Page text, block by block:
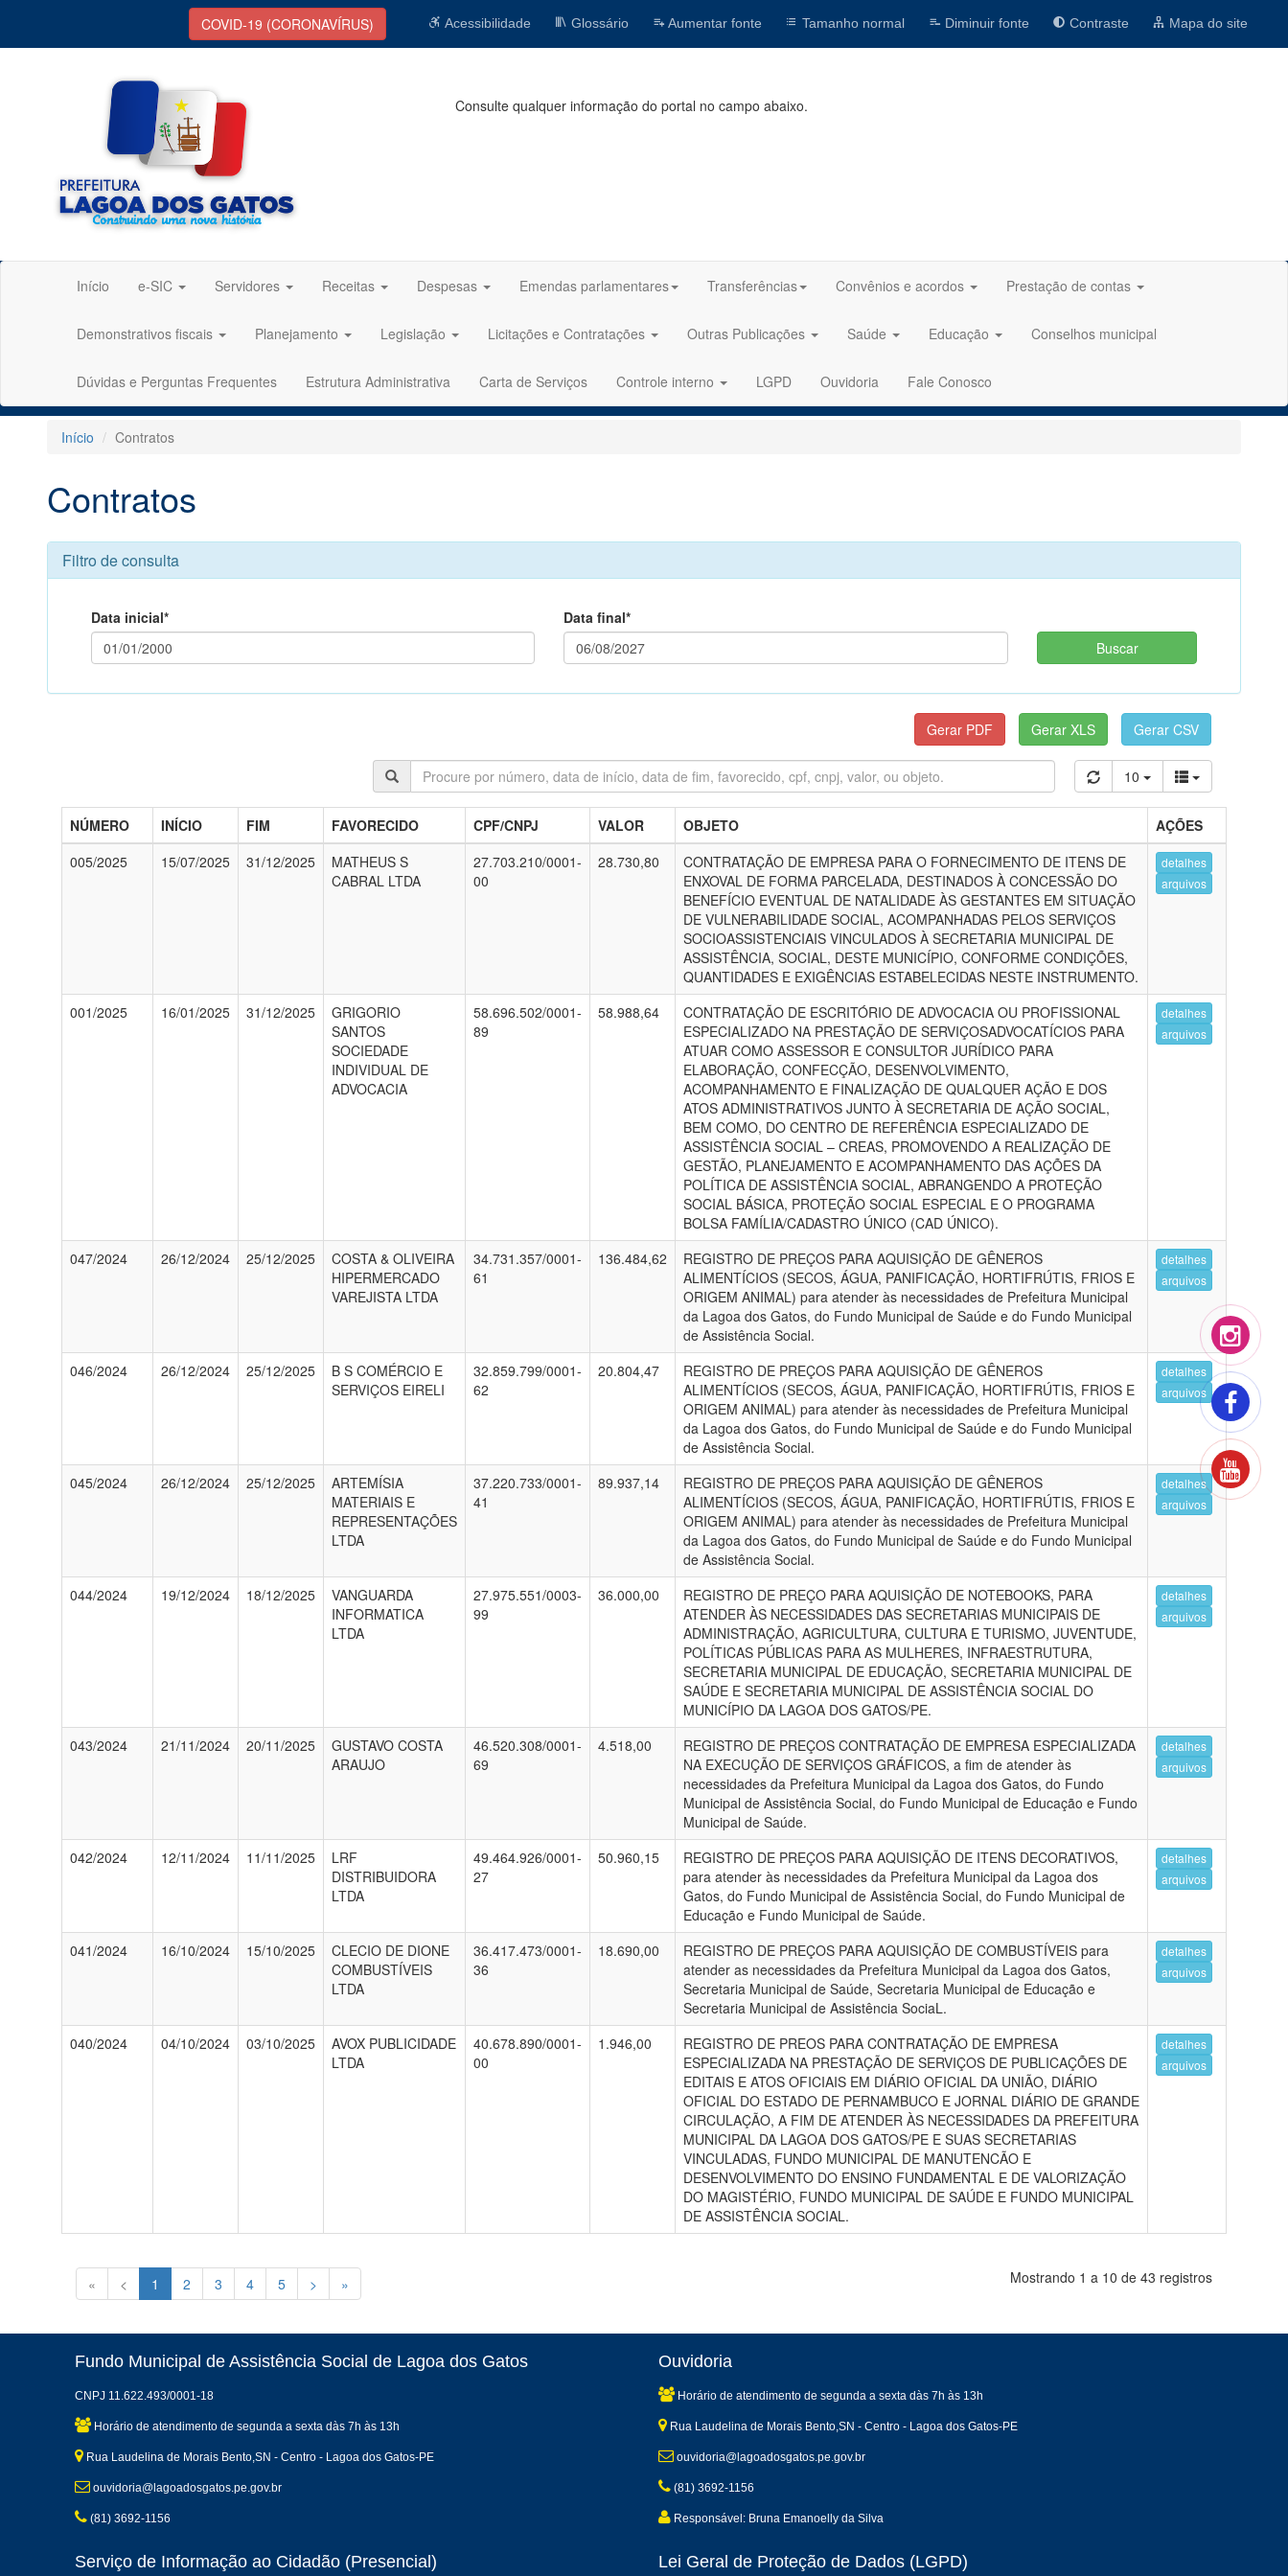
COVID-19 (CORONAVÍRUS) Acessibilidade Glossário Aumentar fonte Tamanho normal Diminuir fonte Contraste Mapa do site
Consulte qualquer informação do portal no campo abaixo.
Início e-SIC Servidores Receitas Despesas Emendas parlamentares Transferências Convênios e acordos Prestação de contas
Demonstrativos fiscais Planejamento Legislação Licitações e Contratações Outras Publicações Saúde Educação Conselhos municipal
Dúvidas e Perguntas Frequentes Estrutura Administrativa Carta de Serviços Controle interno LGPD Ouvidoria Fale Conosco
Início Contratos
Contratos
Filtro de consulta
Data inicial* Data final*
10
NÚMERO INÍCIO FIM FAVORECIDO CPF/CNPJ VALOR OBJETO
AÇÕES
005/2025
15/07/2025 31/12/2025
MATHEUS S
CABRAL LTDA
27.703.210/0001-
00
28.730,80
CONTRATAÇÃO DE EMPRESA PARA O FORNECIMENTO DE ITENS DE
ENXOVAL DE FORMA PARCELADA, DESTINADOS À CONCESSÃO DO
BENEFÍCIO EVENTUAL DE NATALIDADE ÀS GESTANTES EM SITUAÇÃO
DE VULNERABILIDADE SOCIAL, ACOMPANHADAS PELOS SERVIÇOS
SOCIOASSISTENCIAIS VINCULADOS À SECRETARIA MUNICIPAL DE
ASSISTÊNCIA, SOCIAL, DESTE MUNICÍPIO, CONFORME CONDIÇÕES,
QUANTIDADES E EXIGÊNCIAS ESTABELECIDAS NESTE INSTRUMENTO.
detalhes
arquivos
001/2025 16/01/2025 31/12/2025
GRIGORIO
SANTOS
SOCIEDADE
INDIVIDUAL DE
ADVOCACIA
58.696.502/0001-
89
58.988,64
CONTRATAÇÃO DE ESCRITÓRIO DE ADVOCACIA OU PROFISSIONAL
ESPECIALIZADO NA PRESTAÇÃO DE SERVIÇOSADVOCATÍCIOS PARA
ATUAR COMO ASSESSOR E CONSULTOR JURÍDICO PARA
ELABORAÇÃO, CONFECÇÃO, DESENVOLVIMENTO,
ACOMPANHAMENTO E FINALIZAÇÃO DE QUALQUER AÇÃO E DOS
ATOS ADMINISTRATIVOS JUNTO À SECRETARIA DE AÇÃO SOCIAL,
BEM COMO, DO CENTRO DE REFERÊNCIA ESPECIALIZADO DE
ASSISTÊNCIA SOCIAL – CREAS, PROMOVENDO A REALIZAÇÃO DE
GESTÃO, PLANEJAMENTO E ACOMPANHAMENTO DAS AÇÕES DA
POLÍTICA DE ASSISTÊNCIA SOCIAL, ABRANGENDO A PROTEÇÃO
SOCIAL BÁSICA, PROTEÇÃO SOCIAL ESPECIAL E O PROGRAMA
BOLSA FAMÍLIA/CADASTRO ÚNICO (CAD ÚNICO).
detalhes
arquivos
047/2024 26/12/2024 25/12/2025
COSTA & OLIVEIRA
HIPERMERCADO
VAREJISTA LTDA
34.731.357/0001-
61
136.484,62
REGISTRO DE PREÇOS PARA AQUISIÇÃO DE GÊNEROS
ALIMENTÍCIOS (SECOS, ÁGUA, PANIFICAÇÃO, HORTIFRÚTIS, FRIOS E
ORIGEM ANIMAL) para atender às necessidades de Prefeitura Municipal
da Lagoa dos Gatos, do Fundo Municipal de Saúde e do Fundo Municipal
de Assistência Social.
detalhes
arquivos
046/2024 26/12/2024 25/12/2025
B S COMÉRCIO E
SERVIÇOS EIRELI
32.859.799/0001-
62
20.804,47
REGISTRO DE PREÇOS PARA AQUISIÇÃO DE GÊNEROS
ALIMENTÍCIOS (SECOS, ÁGUA, PANIFICAÇÃO, HORTIFRÚTIS, FRIOS E
ORIGEM ANIMAL) para atender às necessidades de Prefeitura Municipal
da Lagoa dos Gatos, do Fundo Municipal de Saúde e do Fundo Municipal
de Assistência Social.
detalhes
arquivos
045/2024 26/12/2024 25/12/2025
ARTEMÍSIA
MATERIAIS E
REPRESENTAÇÕES
LTDA
37.220.733/0001-
41
89.937,14
REGISTRO DE PREÇOS PARA AQUISIÇÃO DE GÊNEROS
ALIMENTÍCIOS (SECOS, ÁGUA, PANIFICAÇÃO, HORTIFRÚTIS, FRIOS E
ORIGEM ANIMAL) para atender às necessidades de Prefeitura Municipal
da Lagoa dos Gatos, do Fundo Municipal de Saúde e do Fundo Municipal
de Assistência Social.
detalhes
arquivos
044/2024 19/12/2024 18/12/2025
VANGUARDA
INFORMATICA
LTDA
27.975.551/0003-
99
36.000,00
REGISTRO DE PREÇO PARA AQUISIÇÃO DE NOTEBOOKS, PARA
ATENDER ÀS NECESSIDADES DAS SECRETARIAS MUNICIPAIS DE
ADMINISTRAÇÃO, AGRICULTURA, CULTURA E TURISMO, JUVENTUDE,
POLÍTICAS PÚBLICAS PARA AS MULHERES, INFRAESTRUTURA,
SECRETARIA MUNICIPAL DE EDUCAÇÃO, SECRETARIA MUNICIPAL DE
SAÚDE E SECRETARIA MUNICIPAL DE ASSISTÊNCIA SOCIAL DO
MUNICÍPIO DA LAGOA DOS GATOS/PE.
detalhes
arquivos
043/2024 21/11/2024 20/11/2025
GUSTAVO COSTA
ARAUJO
46.520.308/0001-
69
4.518,00
REGISTRO DE PREÇOS CONTRATAÇÃO DE EMPRESA ESPECIALIZADA
NA EXECUÇÃO DE SERVIÇOS GRÁFICOS, a fim de atender às
necessidades da Prefeitura Municipal da Lagoa dos Gatos, do Fundo
Municipal de Assistência Social, do Fundo Municipal de Educação e Fundo
Municipal de Saúde.
detalhes
arquivos
042/2024 12/11/2024 11/11/2025
LRF
DISTRIBUIDORA
LTDA
49.464.926/0001-
27
50.960,15
REGISTRO DE PREÇOS PARA AQUISIÇÃO DE ITENS DECORATIVOS,
para atender às necessidades da Prefeitura Municipal da Lagoa dos
Gatos, do Fundo Municipal de Assistência Social, do Fundo Municipal de
Educação e Fundo Municipal de Saúde.
detalhes
arquivos
041/2024 16/10/2024 15/10/2025
CLECIO DE DIONE
COMBUSTÍVEIS
LTDA
36.417.473/0001-
36
18.690,00
REGISTRO DE PREÇOS PARA AQUISIÇÃO DE COMBUSTÍVEIS para
atender as necessidades da Prefeitura Municipal da Lagoa dos Gatos,
Secretaria Municipal de Saúde, Secretaria Municipal de Educação e
Secretaria Municipal de Assistência SociaL.
detalhes
arquivos
040/2024 04/10/2024 03/10/2025
AVOX PUBLICIDADE
LTDA
40.678.890/0001-
00
1.946,00
REGISTRO DE PREOS PARA CONTRATAÇÃO DE EMPRESA
ESPECIALIZADA NA PRESTAÇÃO DE SERVIÇOS DE PUBLICAÇÕES DE
EDITAIS E ATOS OFICIAIS EM DIÁRIO OFICIAL DA UNIÃO, DIÁRIO
OFICIAL DO ESTADO DE PERNAMBUCO E JORNAL DIÁRIO DE GRANDE
CIRCULAÇÃO, A FIM DE ATENDER ÀS NECESSIDADES DA PREFEITURA
MUNICIPAL DA LAGOA DOS GATOS/PE E SUAS SECRETARIAS
VINCULADAS, FUNDO MUNICIPAL DE MANUTENCÃO E
DESENVOLVIMENTO DO ENSINO FUNDAMENTAL E DE VALORIZAÇÃO
DO MAGISTÉRIO, FUNDO MUNICIPAL DE SAÚDE E FUNDO MUNICIPAL
DE ASSISTÊNCIA SOCIAL.
detalhes
arquivos
« < 1 2 3 4 5 > » Mostrando 1 a 10 de 43 registros
Fundo Municipal de Assistência Social de Lagoa dos Gatos
CNPJ 11.622.493/0001-18
Horário de atendimento de segunda a sexta dàs 7h às 13h
Rua Laudelina de Morais Bento,SN - Centro - Lagoa dos Gatos-PE
ouvidoria@lagoadosgatos.pe.gov.br
(81) 3692-1156
Ouvidoria
Horário de atendimento de segunda a sexta dàs 7h às 13h
Rua Laudelina de Morais Bento,SN - Centro - Lagoa dos Gatos-PE
ouvidoria@lagoadosgatos.pe.gov.br
(81) 3692-1156
Responsável: Bruna Emanoelly da Silva
Serviço de Informação ao Cidadão (Presencial) Lei Geral de Proteção de Dados (LGPD)